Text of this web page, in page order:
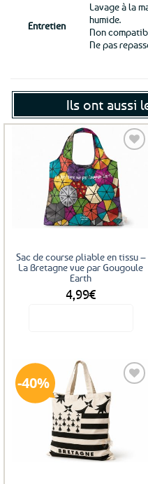
Entretien
Lavage à la
humide.
Non
Ne pas
Ils ont aussi
Ajouter
favoris
Sac de course pliable en tissu –
La Bretagne vue par Gougoule
Earth
4,99€
40%